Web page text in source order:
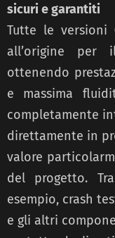
sicuri e garantiti
Tutte le versioni
all’origine per
ottenendo
e massima
completamente
direttamente in
valore
del progetto.
esempio, crash
e gli altri